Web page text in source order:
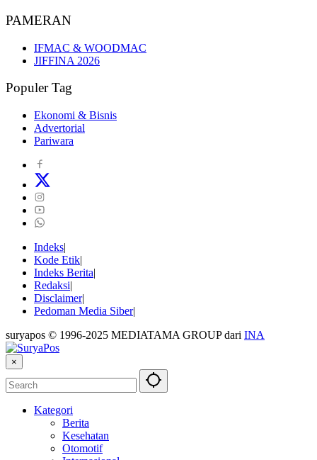
PAMERAN
IFMAC & WOODMAC
JIFFINA 2026
Populer Tag
Ekonomi & Bisnis
Advertorial
Pariwara
Indeks
Kode Etik
Indeks Berita
Redaksi
Disclaimer
Pedoman Media Siber
suryapos © 1996-2025 MEDIATAMA GROUP dari INA
×
Kategori
Berita
Kesehatan
Otomotif